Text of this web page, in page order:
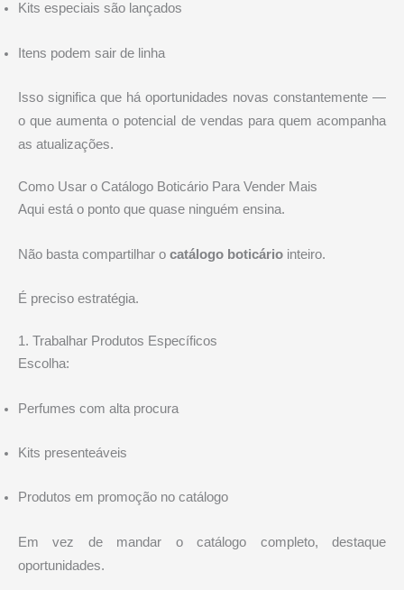
Kits especiais são lançados
Itens podem sair de linha
Isso significa que há oportunidades novas constantemente —
o que aumenta o potencial de vendas para quem acompanha
as atualizações.
Como Usar o Catálogo Boticário Para Vender Mais
Aqui está o ponto que quase ninguém ensina.
Não basta compartilhar o catálogo boticário inteiro.
É preciso estratégia.
1. Trabalhar Produtos Específicos
Escolha:
Perfumes com alta procura
Kits presenteáveis
Produtos em promoção no catálogo
Em vez de mandar o catálogo completo, destaque
oportunidades.